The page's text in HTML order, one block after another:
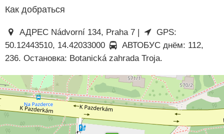
Как добраться
АДРЕС Nádvorní 134, Praha 7 |
GPS:
50.12443510, 14.42033000
АВТОБУС днём: 112,
236. Остановка: Botanická zahrada Troja.